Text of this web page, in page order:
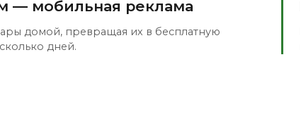
— мобильная реклама
домой, превращая их в бесплатную
дней.